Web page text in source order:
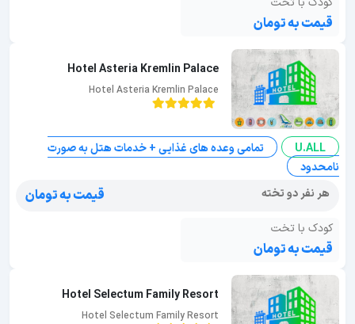
قیمت به تومان
Hotel Asteria Kremlin Palace
Hotel Asteria Kremlin Palace
U.ALL
تمامی وعده های غذایی + خدمات هتل به صورت
نامحدود
هر نفر دو تخته
قیمت به تومان
کودک با تخت
قیمت به تومان
Hotel Selectum Family Resort
Hotel Selectum Family Resort